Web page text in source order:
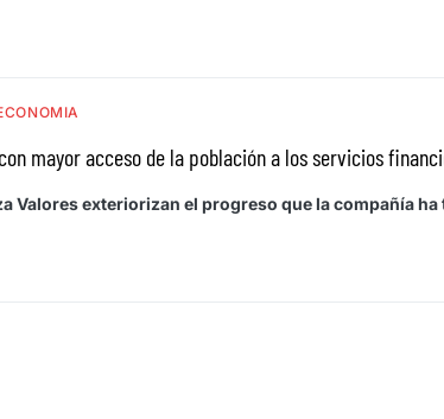
mayor acceso de la población a los servicios
Valores exteriorizan el progreso que la compañía